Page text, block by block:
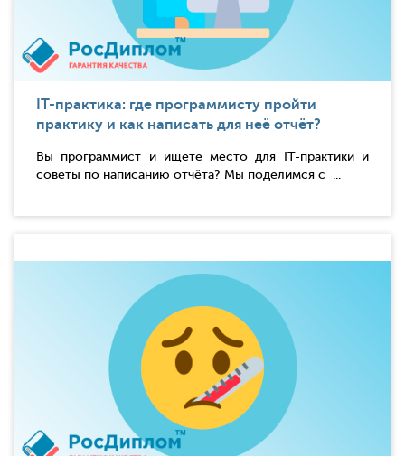
IT-практика: где программисту пройти
практику и как написать для неё отчёт?
Вы программист и ищете место для IT-практики и
советы по написанию отчёта? Мы поделимся с ...